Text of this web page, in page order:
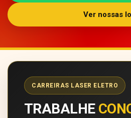
Ver nossas
CARREIRAS LASER ELETRO
TRABALHE